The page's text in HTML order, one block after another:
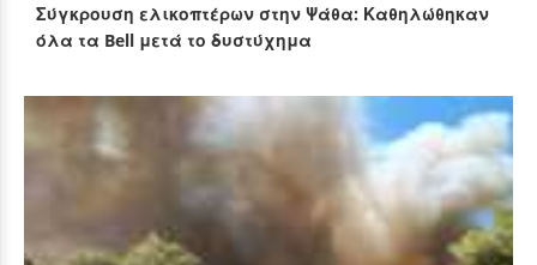
Σύγκρουση ελικοπτέρων στην Ψάθα: Καθηλώθηκαν
όλα τα Bell μετά το δυστύχημα